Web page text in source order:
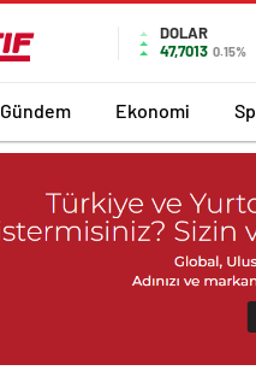
DOLAR
47,7013 0.15%
Gündem Ekonomi